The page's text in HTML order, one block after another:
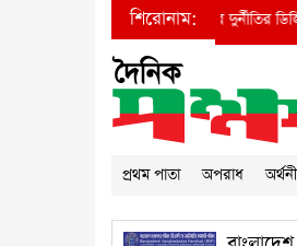
শিরোনাম:
প্রধানমন্ত্রীর দৃষ্টি আকর্ষণ করে দুর্নীতির
প্রথম পাতা অপরাধ